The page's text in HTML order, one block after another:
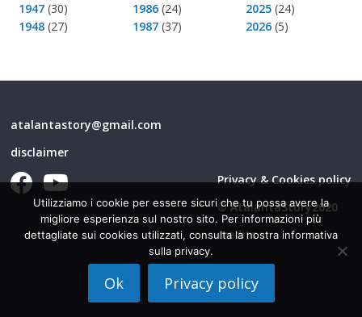
1947 (30)
1948 (27)
1986(24)
1987(37)
2025 (24)
2026 (5)
atalantastory@gmail.com
disclaimer
Privacy & Cookies policy
© AtalantaStory2020
credits
Utilizziamo i cookie per essere sicuri che tu possa avere la
migliore esperienza sul nostro sito. Per informazioni più
dettagliate sui cookies utilizzati, consulta la nostra informativa
sulla privacy.
Ok Privacy policy